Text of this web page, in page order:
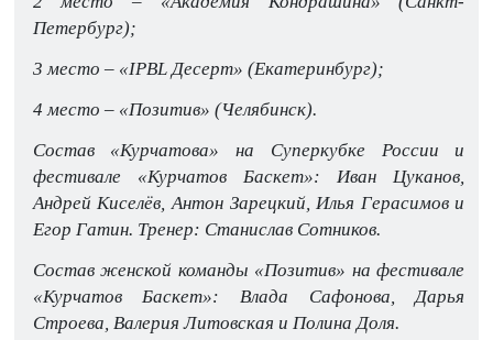
Петербург);
3 место – «IPBL Десерт» (Екатеринбург);
4 место – «Позитив» (Челябинск).
Состав «Курчатова» на Суперкубке России и
фестивале «Курчатов Баскет»: Иван Цуканов,
Андрей Киселёв, Антон Зарецкий, Илья Герасимов и
Егор Гатин. Тренер: Станислав Сотников.
Состав женской команды «Позитив» на фестивале
«Курчатов Баскет»: Влада Сафонова, Дарья
Строева, Валерия Литовская и Полина Доля.